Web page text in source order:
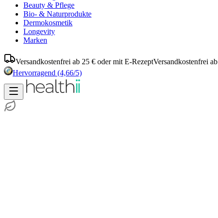
Beauty & Pflege
Bio- & Naturprodukte
Dermokosmetik
Longevity
Marken
Versandkostenfrei ab 25 € oder mit E-RezeptVersandkostenfrei
Hervorragend (4,66/5)